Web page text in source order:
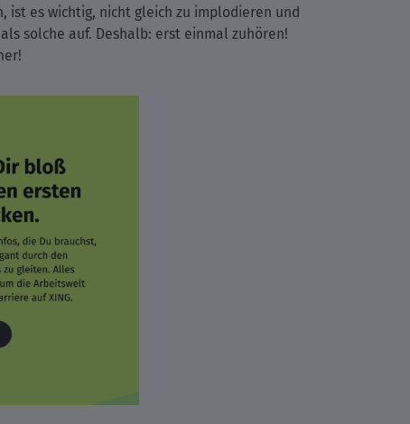
ist es wichtig, nicht gleich zu implodieren und
solche auf. Deshalb: erst einmal zuhören!